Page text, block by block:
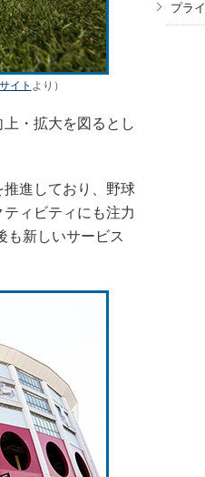
イト より）
・拡大を図るとし
進しており、野球
ィビティにも注力
も新しいサービス
プラ